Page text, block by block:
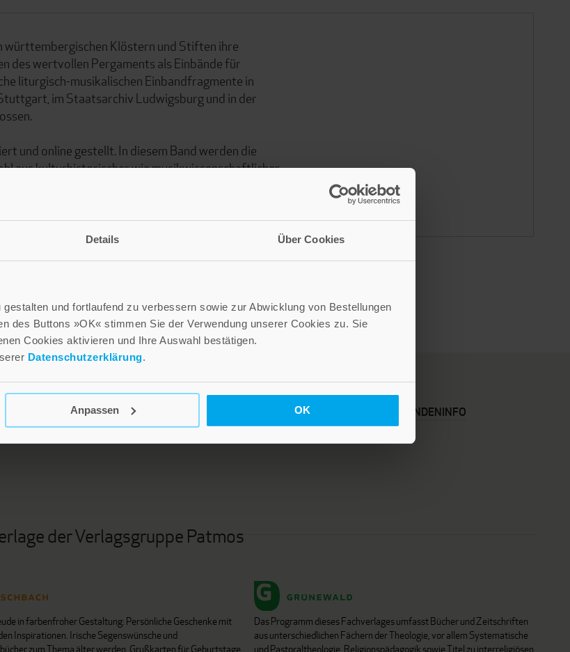
Details Über Cookies
und fortlaufend zu verbessern sowie zur Abwicklung von Bestellungen
des Buttons »OK« stimmen Sie der Verwendung unserer Cookies zu. Sie
Cookies aktivieren und Ihre Auswahl bestätigen.
Datenschutzerklärung.
Anpassen OK
württembergischen Klöstern und Stiften ihre
des wertvollen Pergaments als Einbände für
liturgisch-musikalischen Einbandfragmente in
im Staatsarchiv Ludwigsburg und in der
und online gestellt. In diesem Band werden die
aus kulturhistorischer wie musikwissenschaftlicher
Einzelstücke vorgestellt und in ihren liturgie-
NEWSLETTER KARRIERE KUNDENINFO
der Verlagsgruppe Patmos
in farbenfroher Gestaltung: Persönliche Geschenke mit
Inspirationen. Irische Segenswünsche und
zum Thema älter werden. Grußkarten für Geburtstage,
Das Programm dieses Fachverlages umfasst Bücher und Zeitschriften
aus unterschiedlichen Fächern der Theologie, vor allem Systematische
und Pastoraltheologie, Religionspädagogik sowie Titel zu interreligiösen